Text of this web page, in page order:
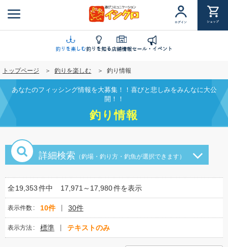
ン
に
移
動
ログイン ショップ
釣りを楽しむ釣りを知る店舗情報セール・イベント
トップページ 釣りを楽しむ 釣り情報
あなたのフィッシング情報を大募集！！喜びと悲しみをみんなに大公
開！！
釣り情報
詳細検索 （釣場・釣り方・釣魚が選択できます）
全19,353件中 17,971～17,980件を表示
表示件数 10件 30件
表示方法 標準 テキストのみ